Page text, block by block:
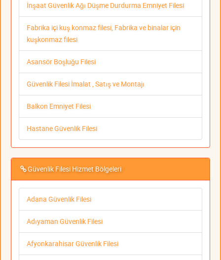
İnşaat Güvenlik Ağı Düşme Durdurma Emniyet Filesi
Fabrika içi kuş konmaz filesi, Fabrika ve binalar için
kuşkonmaz filesi
Asansör Boşluğu Filesi
Güvenlik Filesi İmalat , Satış ve Montajı
Balkon Emniyet Filesi
Hastane Güvenlik Filesi
Güvenlik Filesi Hizmet Bölgeleri
Adana Güvenlik Filesi
Adıyaman Güvenlik Filesi
Afyonkarahisar Güvenlik Filesi